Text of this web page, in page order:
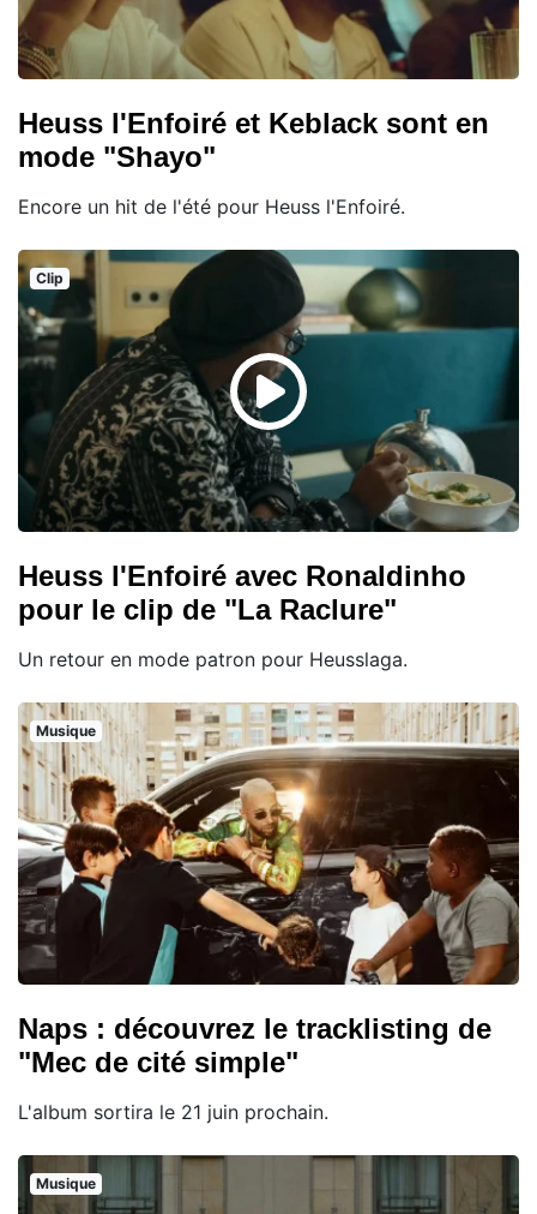
Heuss l'Enfoiré et Keblack sont en
mode "Shayo"
Encore un hit de l'été pour Heuss l'Enfoiré.
Clip
Heuss l'Enfoiré avec Ronaldinho
pour le clip de "La Raclure"
Un retour en mode patron pour Heusslaga.
Musique
Naps : découvrez le tracklisting de
"Mec de cité simple"
L'album sortira le 21 juin prochain.
Musique